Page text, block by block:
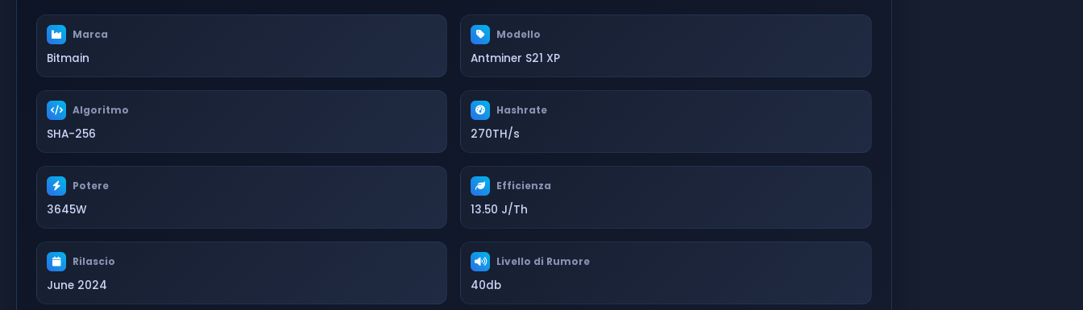
Marca
Bitmain
Modello
Antminer S21 XP
Algoritmo
SHA-256
Hashrate
270TH/s
Potere
3645W
Efficienza
13.50 J/Th
Rilascio
June 2024
Livello di Rumore
40db